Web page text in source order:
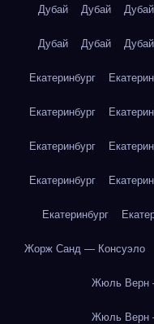
Дубай Дубай Дубай
Дубай Дубай Дубай
Екатеринбург
Екатеринбург
Екатеринбург
Екатеринбург
Екатеринбург
Жорж Санд — Консуэло
Жюль Верн
Жюль Верн